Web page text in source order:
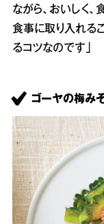
ながら、おいしく
食事に取り入れる
るコツなのです」
ゴーヤの梅み